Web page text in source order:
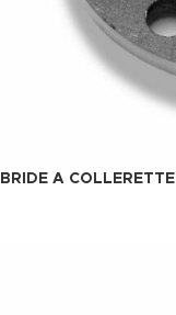
BRIDE A